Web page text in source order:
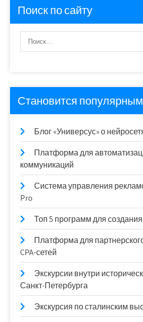
Поиск по сайту
Становится популярным
Блог «Универсус» о
Платформа для
коммуникаций
Система управления
Pro
Топ 5 программ для
Платформа для
CPA-сетей
Экскурсии внутри
Санкт-Петербурга
Экскурсия по сталинским